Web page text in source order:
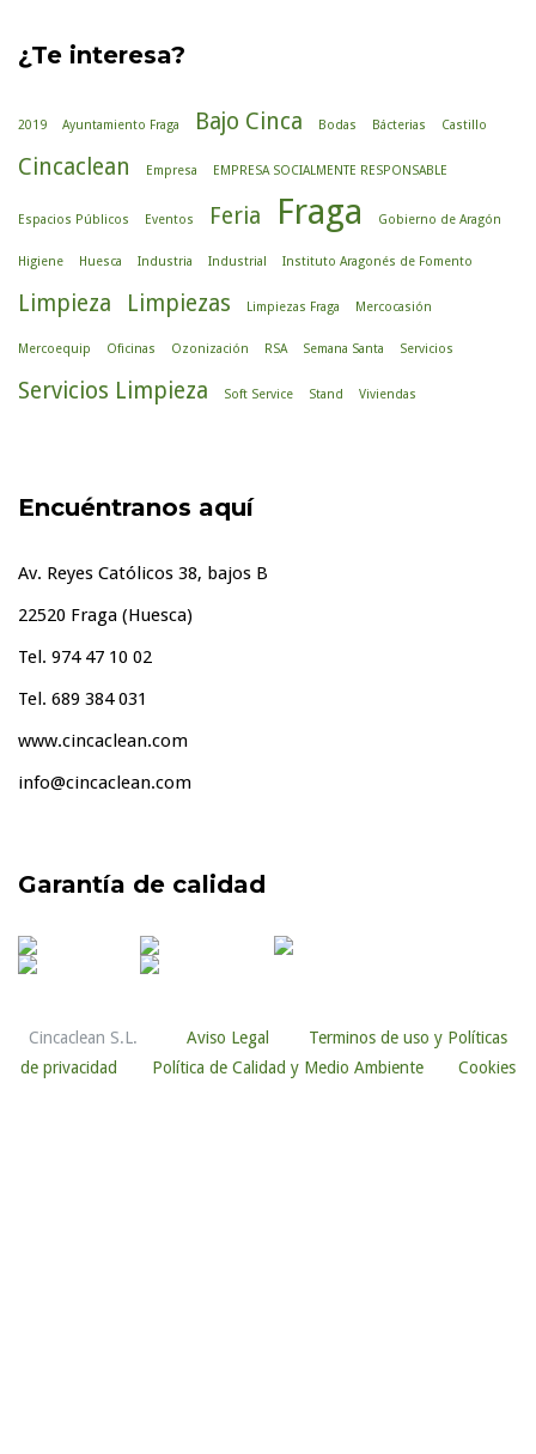
¿Te interesa?
2019 Ayuntamiento Fraga Bajo Cinca Bodas Bácterias Castillo
Cincaclean Empresa EMPRESA SOCIALMENTE RESPONSABLE
Espacios Públicos Eventos Feria Fraga Gobierno de Aragón
Higiene Huesca Industria Industrial Instituto Aragonés de Fomento
Limpieza Limpiezas Limpiezas Fraga Mercocasión
Mercoequip Oficinas Ozonización RSA Semana Santa Servicios
Servicios Limpieza Soft Service Stand Viviendas
Encuéntranos aquí
Av. Reyes Católicos 38, bajos B
22520 Fraga (Huesca)
Tel. 974 47 10 02
Tel. 689 384 031
www.cincaclean.com
info@cincaclean.com
Garantía de calidad
Cincaclean S.L. Aviso Legal
Terminos de uso y Políticas
de privacidad
Política de Calidad y Medio Ambiente Cookies